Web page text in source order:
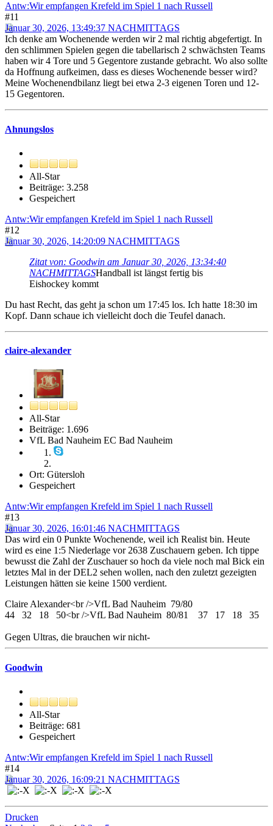
Antw:Wir empfangen Krefeld im Spiel 1 nach Russell
#11
Januar 30, 2026, 13:49:37 NACHMITTAGS
Ich denke am Wochenende werden wir 2 mal richtig abgefertigt. In
den schlimmen Spielen gegen die tabellarisch 2 schwächsten Teams
haben wir 4 Tore und 5 Gegentore zustande gebracht. Wo also sollte
da Hoffnung aufkeimen, dass es dieses Wochenende besser wird?
Meine Wochenendbilanz liegt bei etwa 2-3 eigenen Toren und 12-
15 Gegentoren.
Ahnungslos
All-Star
Beiträge: 3.258
Gespeichert
Antw:Wir empfangen Krefeld im Spiel 1 nach Russell
#12
Januar 30, 2026, 14:20:09 NACHMITTAGS
Zitat von: Goodwin am Januar 30, 2026, 13:34:40
NACHMITTAGSHandball ist längst fertig bis
Eishockey kommt
Du hast Recht, das geht ja schon um 17:45 los. Ich hatte 18:30 im
Kopf. Dann schaue ich vielleicht doch die Teufel danach.
claire-alexander
All-Star
Beiträge: 1.696
VfL Bad Nauheim EC Bad Nauheim
Ort: Gütersloh
Gespeichert
Antw:Wir empfangen Krefeld im Spiel 1 nach Russell
#13
Januar 30, 2026, 16:01:46 NACHMITTAGS
Das wird ein 0 Punkte Wochenende, weil ich Realist bin. Heute
wird es eine 1:5 Niederlage vor 2638 Zuschauern geben. Ich tippe
bewusst die Zahl der Zuschauer so hoch da viele noch mal Bick ein
letztes Mal in der DEL2 sehen wollen, nach den zuletzt gezeigten
Leistungen hätten sie keine 1500 verdient.
Claire Alexander<br />VfL Bad Nauheim 79/80
44 32 18 50<br />VfL Bad Nauheim 80/81 37 17 18 35
Gegen Ultras, die brauchen wir nicht-
Goodwin
All-Star
Beiträge: 681
Gespeichert
Antw:Wir empfangen Krefeld im Spiel 1 nach Russell
#14
Januar 30, 2026, 16:09:21 NACHMITTAGS
Drucken